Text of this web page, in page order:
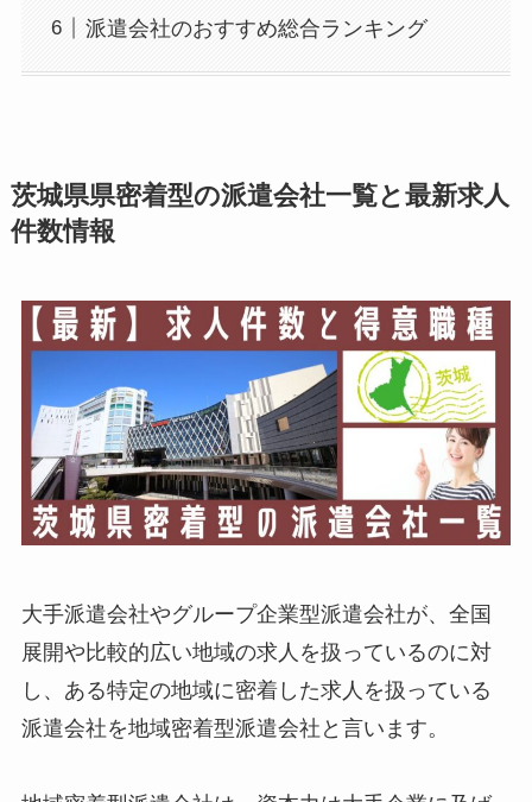
派遣会社のおすすめ総合ランキング
茨城県県密着型の派遣会社一覧と最新求人
件数情報
大手派遣会社やグループ企業型派遣会社が、全国
展開や比較的広い地域の求人を扱っているのに対
し、ある特定の地域に密着した求人を扱っている
派遣会社を地域密着型派遣会社と言います。